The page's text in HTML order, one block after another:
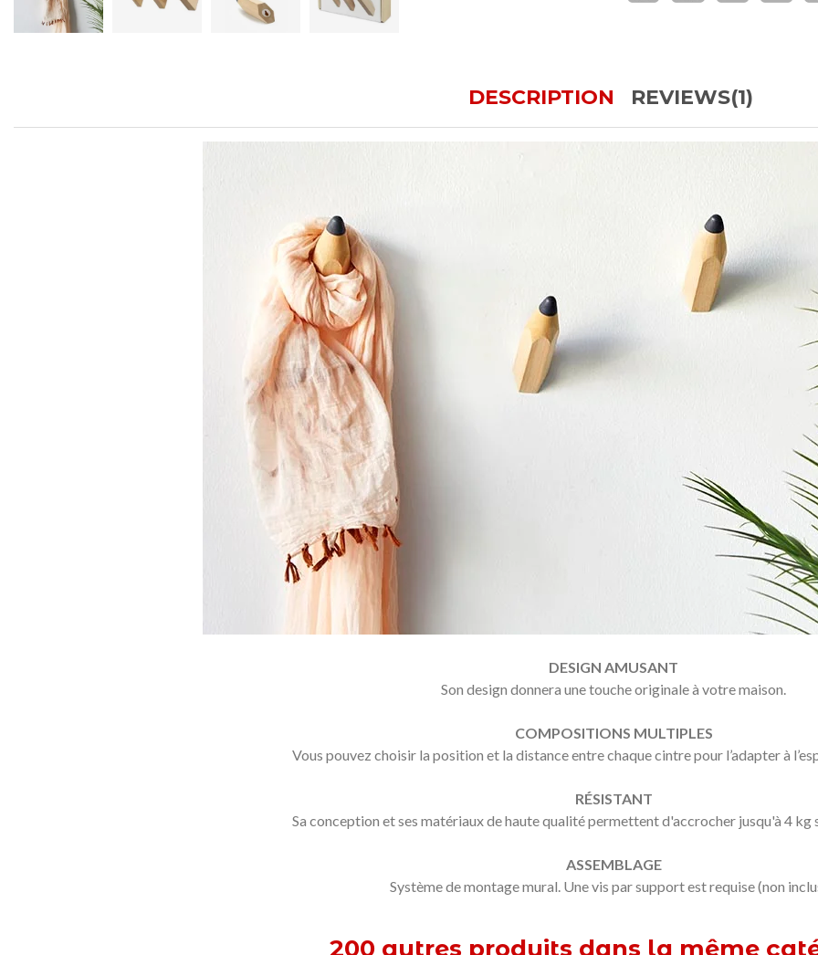
DESCRIPTION REVIEWS(1)
DESIGN AMUSANT
Son design donnera une touche originale à votre maison.
COMPOSITIONS MULTIPLES
Vous pouvez choisir la position et la distance entre chaque cintre pour l’adapter à
RÉSISTANT
Sa conception et ses matériaux de haute qualité permettent d'accrocher jusqu'à 4 kg
ASSEMBLAGE
Système de montage mural. Une vis par support est requise (non
200 autres produits dans la même